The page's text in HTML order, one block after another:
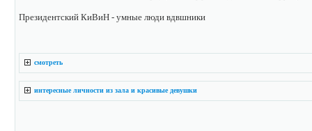
Президентский КиВиН - умные люди вдвшники
смотреть
интересные личности из зала и красивые девушки